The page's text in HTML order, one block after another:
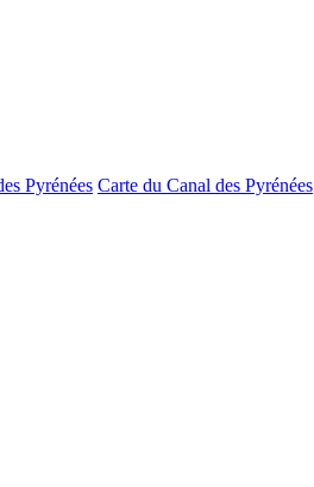
Pyrénées Carte du Canal des Pyrénées